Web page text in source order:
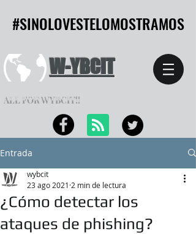
#SINOLOVESTELOMOSTRAMOS
#SINOLOVESTELOMOSTRAMOS
ALL FOR WYBCIT!!
W-YBCIT
Entrada
¿Cómo detectar los
ataques de phishing?
wybcit
23 ago 2021 2 min de lectura